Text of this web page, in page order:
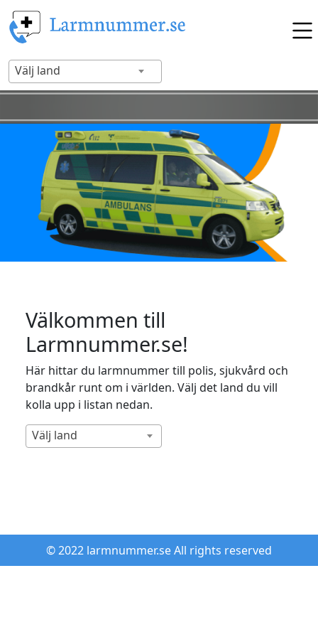
Välj land
Välkommen till
Larmnummer.se!
Här hittar du larmnummer till polis, sjukvård och
brandkår runt om i världen. Välj det land du vill
kolla upp i listan nedan.
Välj land
© 2022 larmnummer.se All rights reserved